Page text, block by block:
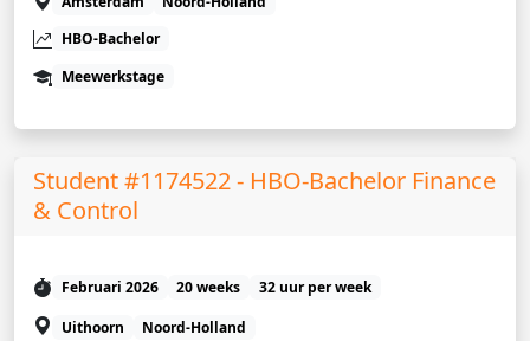
HBO-Bachelor
Meewerkstage
Student #1174522 - HBO-Bachelor Finance
& Control
Februari 2026 20 weeks
32 uur per week
Uithoorn
Noord-Holland